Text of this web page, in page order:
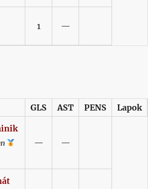
1 —
GLS AST PENS Lapok
— —